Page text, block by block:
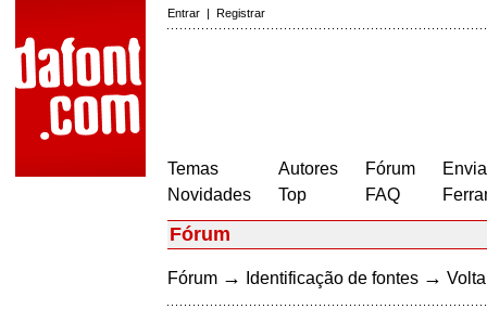
Entrar | Registrar
Temas
Novidades
Autores
Top
Fórum
FAQ
Fórum
Fórum → Identificação de fontes →